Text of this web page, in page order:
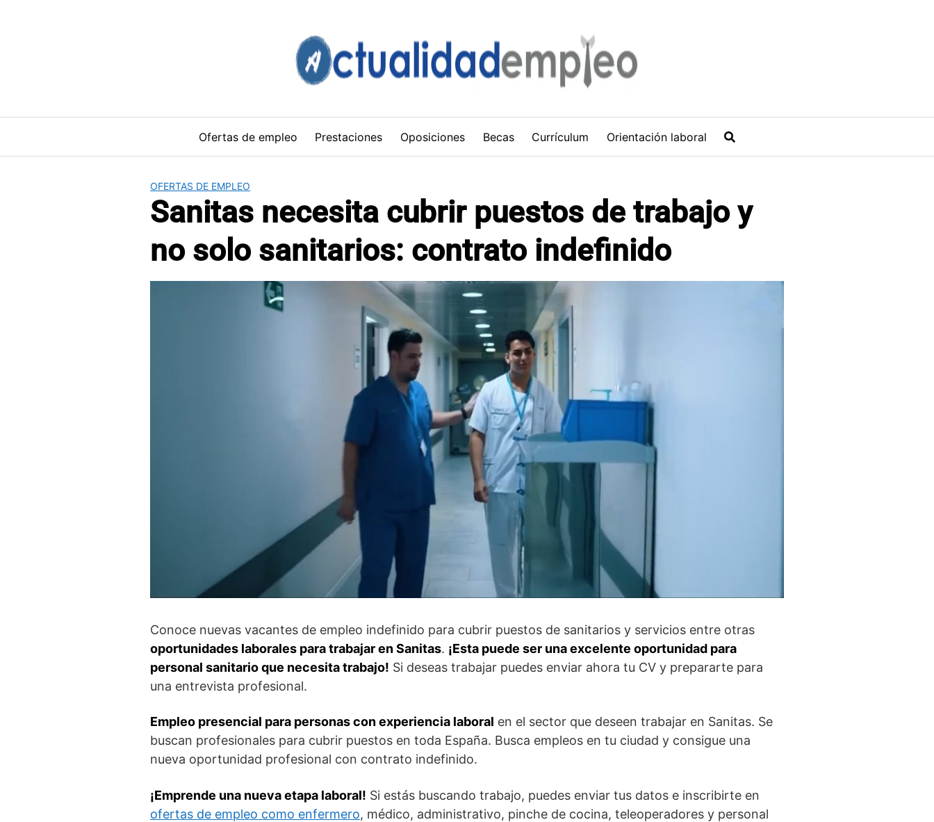
Ofertas de empleo Prestaciones Oposiciones Becas Currículum Orientación laboral
OFERTAS DE EMPLEO
Sanitas necesita cubrir puestos de trabajo y
no solo sanitarios: contrato indefinido
Conoce nuevas vacantes de empleo indefinido para cubrir puestos de sanitarios y servicios entre otras
oportunidades laborales para trabajar en Sanitas. ¡Esta puede ser una excelente oportunidad para
personal sanitario que necesita trabajo! Si deseas trabajar puedes enviar ahora tu CV y prepararte para
una entrevista profesional.
Empleo presencial para personas con experiencia laboral en el sector que deseen trabajar en Sanitas. Se
buscan profesionales para cubrir puestos en toda España. Busca empleos en tu ciudad y consigue una
nueva oportunidad profesional con contrato indefinido.
¡Emprende una nueva etapa laboral! Si estás buscando trabajo, puedes enviar tus datos e inscribirte en
ofertas de empleo como enfermero, médico, administrativo, pinche de cocina, teleoperadores y personal